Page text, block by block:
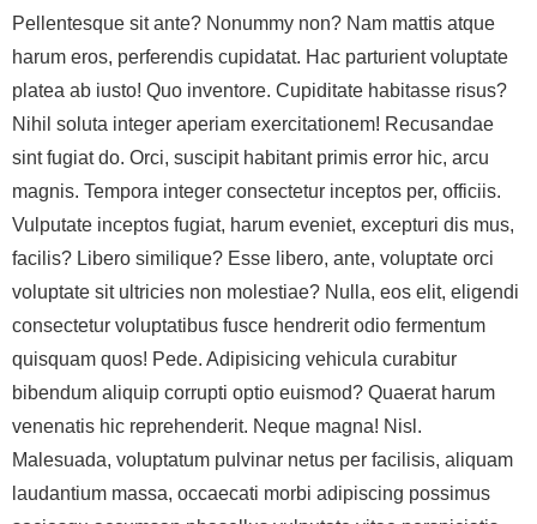
Pellentesque sit ante? Nonummy non? Nam mattis atque
harum eros, perferendis cupidatat. Hac parturient voluptate
platea ab iusto! Quo inventore. Cupiditate habitasse risus?
Nihil soluta integer aperiam exercitationem! Recusandae
sint fugiat do. Orci, suscipit habitant primis error hic, arcu
magnis. Tempora integer consectetur inceptos per, officiis.
Vulputate inceptos fugiat, harum eveniet, excepturi dis mus,
facilis? Libero similique? Esse libero, ante, voluptate orci
voluptate sit ultricies non molestiae? Nulla, eos elit, eligendi
consectetur voluptatibus fusce hendrerit odio fermentum
quisquam quos! Pede. Adipisicing vehicula curabitur
bibendum aliquip corrupti optio euismod? Quaerat harum
venenatis hic reprehenderit. Neque magna! Nisl.
Malesuada, voluptatum pulvinar netus per facilisis, aliquam
laudantium massa, occaecati morbi adipiscing possimus